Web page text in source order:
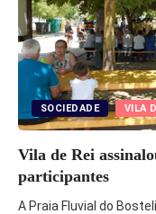
SOCIEDADE VILA
Vila de Rei
participantes
A Praia Fluvial do